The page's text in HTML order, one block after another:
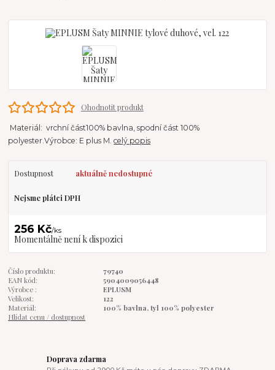
Ohodnotit produkt
Materiál: vrchní část100% bavlna, spodní část 100%
polyester.Výrobce: E plus M.celý popis
Dostupnost aktuálně nedostupné
Nejsme plátci DPH
256 Kč/ks
Momentálně není k dispozici
Číslo produktu:
79740
EAN kód:
5904009056448
Výrobce :
EPLUSM
Velikost:
122
Materiál:
100% bavlna, tyl 100% polyester
Hlídat cenu / dostupnost
Doprava zdarma